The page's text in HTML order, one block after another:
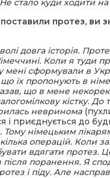
стало куди ходити
протез, ви
довга історія.
Коли я туди
мені сформували в
їх пропонують в
що в мене
кістку.
невринома
і приєднується до
. Тому німецьким
операцій. Коли
вдягати протез.
після поранення. Я
і піду. Але